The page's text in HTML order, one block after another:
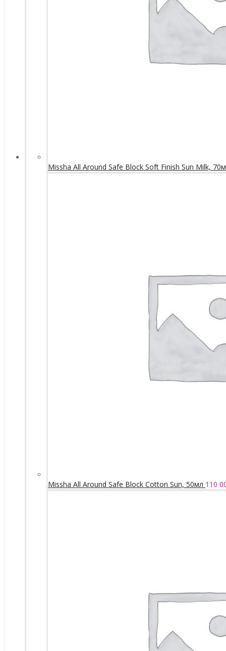
Missha All Around Safe Block Soft Finish Sun Milk,
Missha All Around Safe Block Cotton Sun, 50мл 110